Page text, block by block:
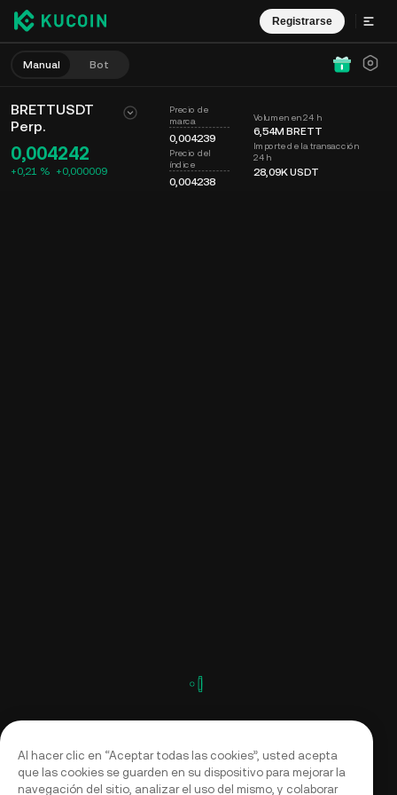
Registrarse
Manual Bot
BRETTUSDT
Perp.
0,004242
+0,21 % +0,000009
Precio de
marca
0,004239
Precio del
índice
0,004238
Volumen en 24 h
6,54M BRETT
Importe de la transacción
24 h
28,09KUSDT
Al hacer clic en “Aceptar todas las cookies”, usted acepta
que las cookies se guarden en su dispositivo para mejorar la
navegación del sitio, analizar el uso del mismo, y colaborar